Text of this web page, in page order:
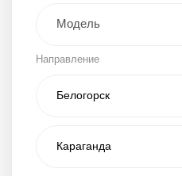
Направление